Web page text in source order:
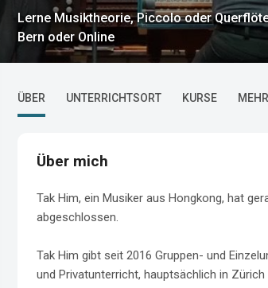
Lerne Musiktheorie, Piccolo oder
Bern oder Online
ÜBER UNTERRICHTSORT KURSE MEHR
Über mich
Tak Him, ein Musiker aus Hongkong, hat
abgeschlossen.
Tak Him gibt seit 2016 Gruppen- und
und Privatunterricht, hauptsächlich in